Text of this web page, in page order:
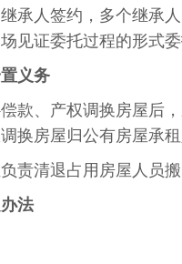
承人签约，多个继承
见证委托过程的形式委
义务
款、产权调换房屋后
换房屋归公有房屋承
责清退占用房屋人员搬
法